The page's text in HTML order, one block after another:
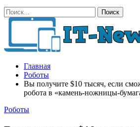
Главная
Роботы
Вы получите $10 тысяч, если
робота в «камень-ножницы-
Роботы